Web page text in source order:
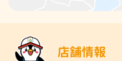
店舗情報